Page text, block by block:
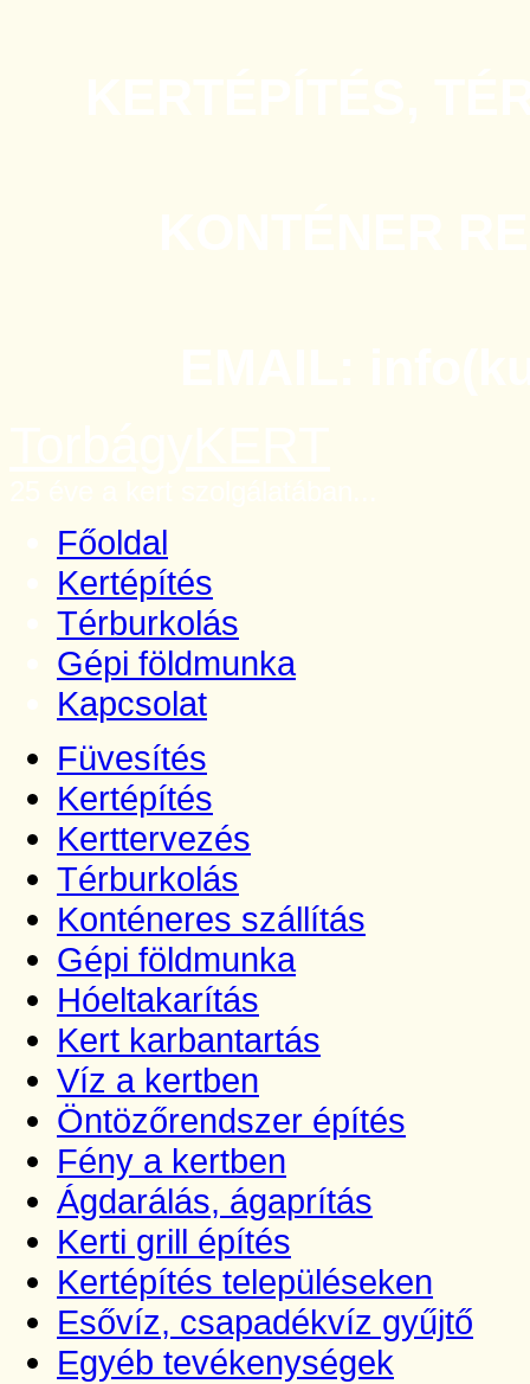
Főoldal
Kertépítés
Térburkolás
Gépi földmunka
Kapcsolat
Füvesítés
Kertépítés
Kerttervezés
Térburkolás
Konténeres szállítás
Gépi földmunka
Hóeltakarítás
Kert karbantartás
Víz a kertben
Öntözőrendszer építés
Fény a kertben
Ágdarálás, ágaprítás
Kerti grill építés
Kertépítés településeken
Esővíz, csapadékvíz gyűjtő
Egyéb tevékenységek